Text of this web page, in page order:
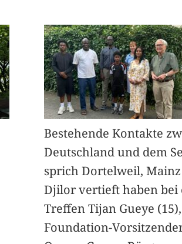
Bestehende Kontakte
Deutschland und dem
sprich Dortelweil,
Djilor vertieft haben bei
Treffen Tijan Gueye
Foundation-